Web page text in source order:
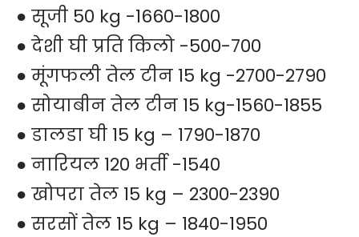
● सूजी 50 kg -1660-1800
● देशी घी प्रति किलो -500-700
● मूंगफली तेल टीन 15 kg -2700-2790
● सोयाबीन तेल टीन 15 kg-1560-1855
● डालडा घी 15 kg – 1790-1870
● नारियल 120 भर्ती -1540
● खोपरा तेल 15 kg – 2300-2390
● सरसों तेल 15 kg – 1840-1950